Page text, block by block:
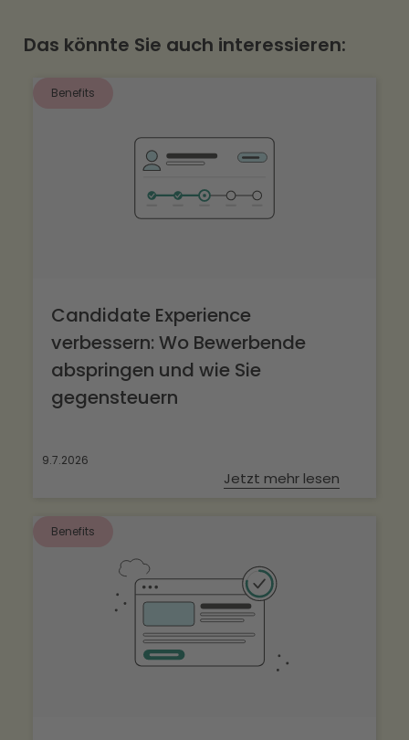
Das könnte Sie auch interessieren:
Benefits
Candidate Experience
verbessern: Wo Bewerbende
abspringen und wie Sie
gegensteuern
9.7.2026
Jetzt mehr lesen
Benefits